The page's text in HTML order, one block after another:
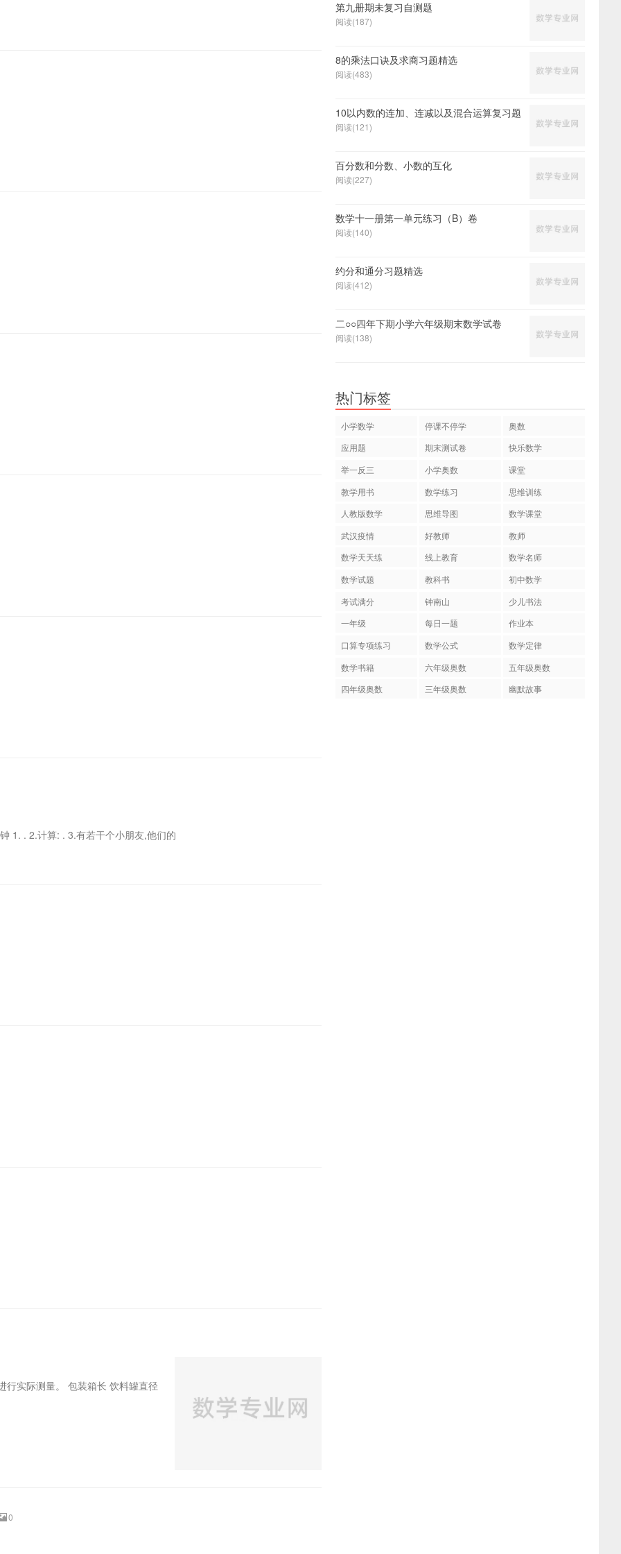
1. . 2.计算: . 3.有若干个小朋友,他们的
行实际测量。 包装箱长 饮料罐直径
0
第九册期未复习自测题
阅读(187)
8的乘法口诀及求商习题精选
阅读(483)
10以内数的连加、连减以及混合运算复习题
阅读(121)
百分数和分数、小数的互化
阅读(227)
数学十一册第一单元练习（B）卷
阅读(140)
约分和通分习题精选
阅读(412)
二○○四年下期小学六年级期末数学试卷
阅读(138)
热门标签
小学数学 停课不停学
奥数
应用题
期末测试卷
快乐数学
举一反三
小学奥数
课堂
教学用书
数学练习
思维训练
人教版数学
思维导图
数学课堂
武汉疫情
好教师
教师
数学天天练
线上教育
数学名师
数学试题
教科书
初中数学
考试满分
钟南山
少儿书法
一年级
每日一题
作业本
口算专项练习
数学公式
数学定律
数学书籍
六年级奥数
五年级奥数
四年级奥数
三年级奥数 幽默故事